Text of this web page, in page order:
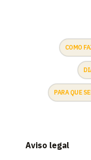
COMO
PARA QUE
Aviso legal